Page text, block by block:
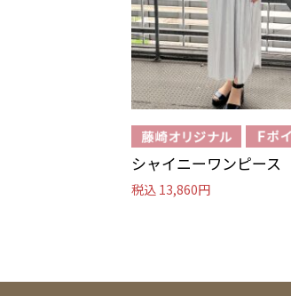
シャイニーワンピース
税込 13,860円